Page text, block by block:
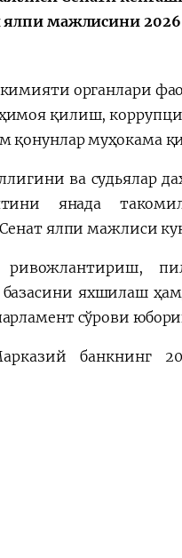
ялпи мажлисини
органлари
қилиш,
қонунлар муҳокама
ва судьялар
янада
ялпи мажлиси
ривожлантириш,
яхшилаш
сўрови
банкнинг